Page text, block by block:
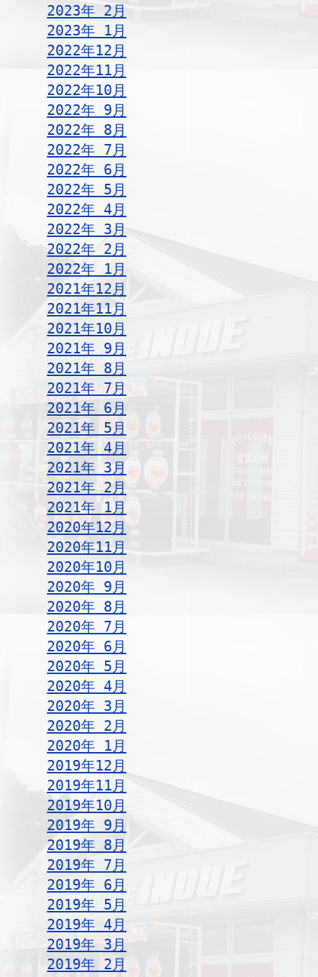
2023年 2月
2023年 1月
2022年12月
2022年11月
2022年10月
2022年 9月
2022年 8月
2022年 7月
2022年 6月
2022年 5月
2022年 4月
2022年 3月
2022年 2月
2022年 1月
2021年12月
2021年11月
2021年10月
2021年 9月
2021年 8月
2021年 7月
2021年 6月
2021年 5月
2021年 4月
2021年 3月
2021年 2月
2021年 1月
2020年12月
2020年11月
2020年10月
2020年 9月
2020年 8月
2020年 7月
2020年 6月
2020年 5月
2020年 4月
2020年 3月
2020年 2月
2020年 1月
2019年12月
2019年11月
2019年10月
2019年 9月
2019年 8月
2019年 7月
2019年 6月
2019年 5月
2019年 4月
2019年 3月
2019年 2月